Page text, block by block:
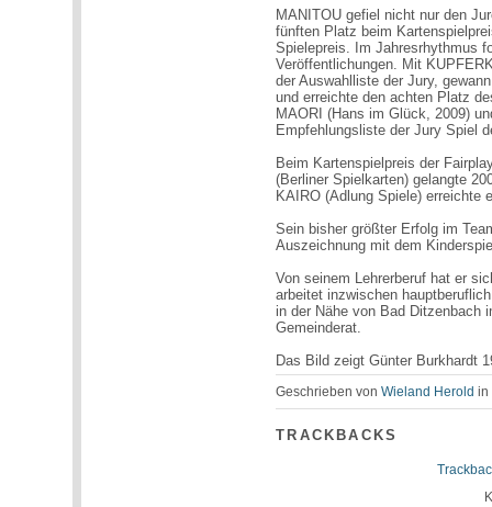
MANITOU gefiel nicht nur den
fünften Platz beim
Spielepreis. Im Jahresrhythmus
Veröffentlichungen. Mit
der Auswahlliste der Jury,
und erreichte den achten Platz
MAORI (Hans im Glück, 2009)
Empfehlungsliste der Jury Spiel
Beim Kartenspielpreis der
(Berliner Spielkarten) gelangte
KAIRO (Adlung Spiele) erreichte
Sein bisher größter Erfolg im
Auszeichnung mit dem
Von seinem Lehrerberuf hat er
arbeitet inzwischen
in der Nähe von Bad Ditzenbach
Gemeinderat.
Das Bild zeigt Günter Burkhardt
Geschrieben vonWieland Herold in
TRACKBACKS